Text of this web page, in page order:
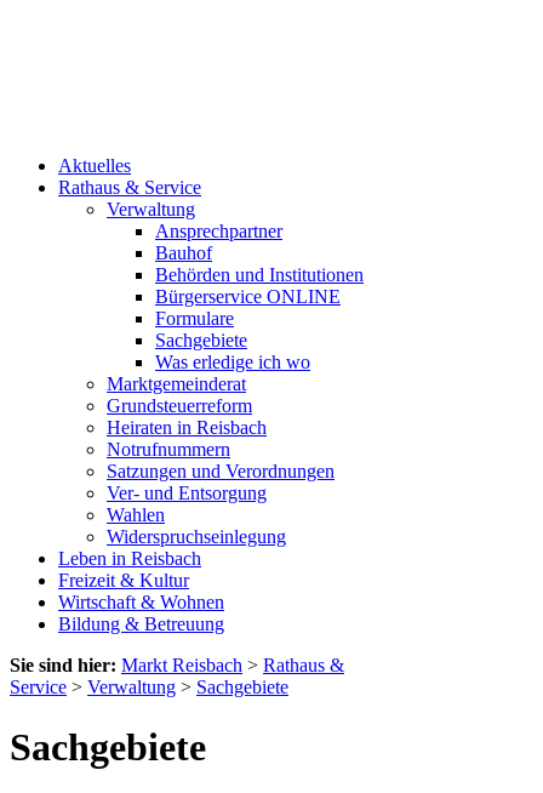
Aktuelles
Rathaus & Service
Verwaltung
Ansprechpartner
Bauhof
Behörden und Institutionen
Bürgerservice ONLINE
Formulare
Sachgebiete
Was erledige ich wo
Marktgemeinderat
Grundsteuerreform
Heiraten in Reisbach
Notrufnummern
Satzungen und Verordnungen
Ver- und Entsorgung
Wahlen
Widerspruchseinlegung
Leben in Reisbach
Freizeit & Kultur
Wirtschaft & Wohnen
Bildung & Betreuung
Sie sind hier: Markt Reisbach > Rathaus &
Service > Verwaltung > Sachgebiete
Sachgebiete